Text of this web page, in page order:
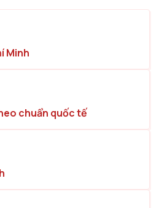
Minh
chuẩn quốc tế